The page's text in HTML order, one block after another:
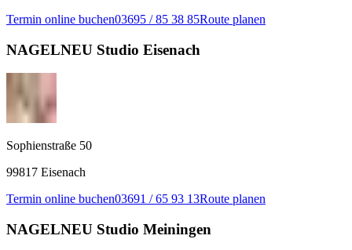
Termin online buchen03695 / 85 38 85Route planen
NAGELNEU Studio Eisenach
Sophienstraße 50
99817 Eisenach
Termin online buchen03691 / 65 93 13Route planen
NAGELNEU Studio Meiningen